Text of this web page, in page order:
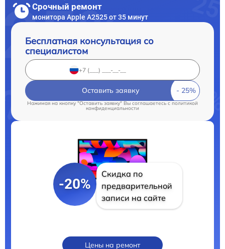
Срочный ремонт
монитора Apple А2525 от 35 минут
Бесплатная консультация со
специалистом
Оставить заявку
Нажимая на кнопку "Оставить заявку" Вы соглашаетесь cполитикой
конфиденциальности
-20%
Скидка по
предварительной
записи на сайте
Цены на ремонт